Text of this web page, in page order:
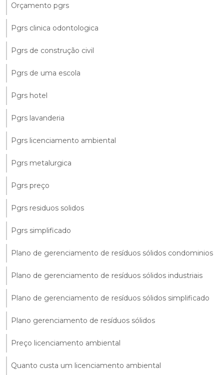
Orçamento pgrs
Pgrs clinica odontologica
Pgrs de construção civil
Pgrs de uma escola
Pgrs hotel
Pgrs lavanderia
Pgrs licenciamento ambiental
Pgrs metalurgica
Pgrs preço
Pgrs residuos solidos
Pgrs simplificado
Plano de gerenciamento de resíduos sólidos condominios
Plano de gerenciamento de resíduos sólidos industriais
Plano de gerenciamento de resíduos sólidos simplificado
Plano gerenciamento de resíduos sólidos
Preço licenciamento ambiental
Quanto custa um licenciamento ambiental